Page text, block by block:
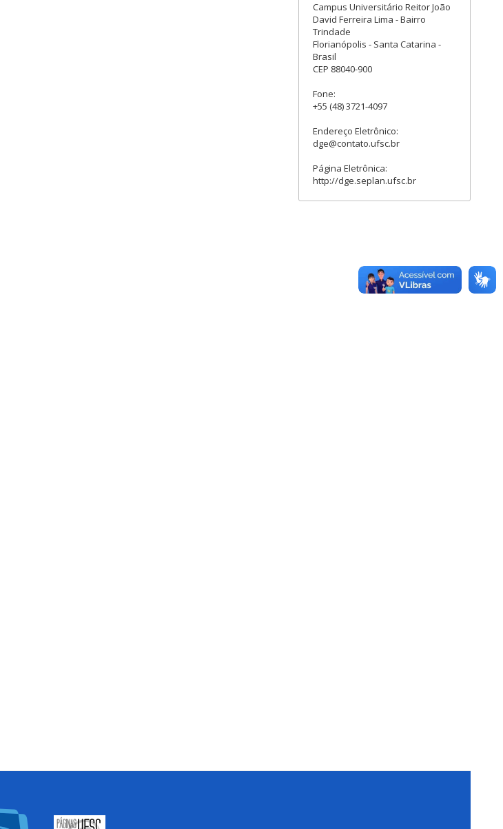
Campus Universitário Reitor João
David Ferreira Lima - Bairro
Trindade
Florianópolis - Santa Catarina -
Brasil
CEP 88040-900
Fone:
+55 (48) 3721-4097
Endereço Eletrônico:
dge@contato.ufsc.br
Página Eletrônica:
http://dge.seplan.ufsc.br